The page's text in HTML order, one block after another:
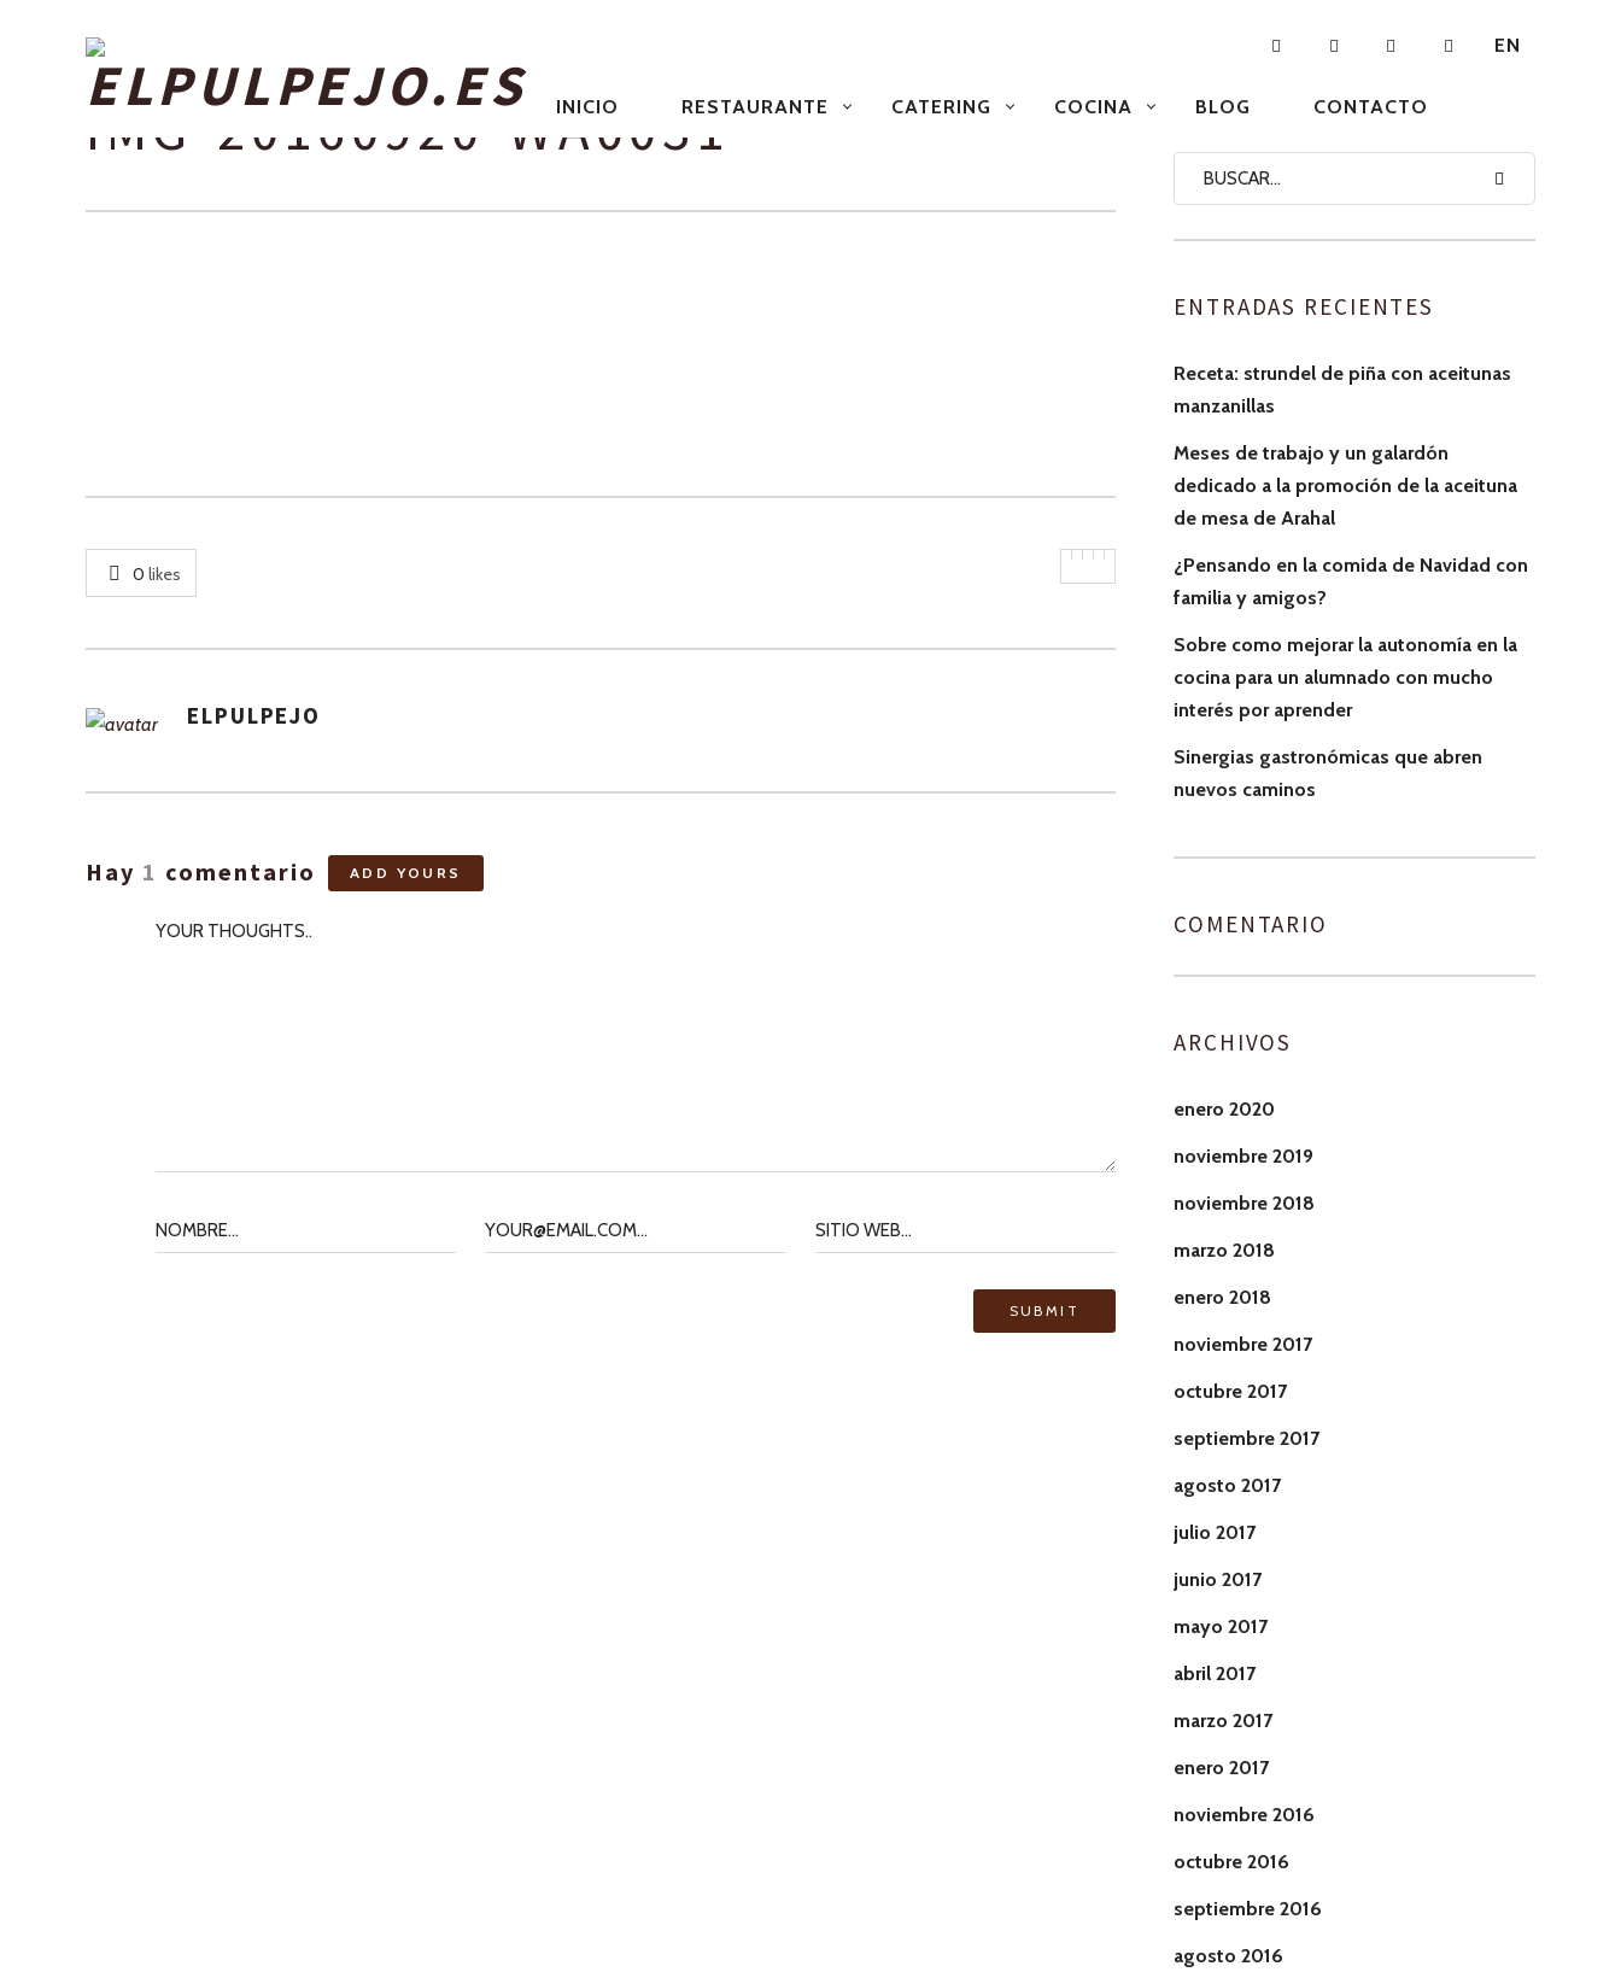
PRIMARIA
EN
INICIO RESTAURANTE CATERING COCINA BLOG CONTACTO
IMG-20160920-WA0031
0 likes
ASIGNA
ELPULPEJO
Hay 1 comentario ADD YOURS
ENTRADAS RECIENTES
Receta: strundel de piña con aceitunas
manzanillas
Meses de trabajo y un galardón
dedicado a la promoción de la aceituna
de mesa de Arahal
¿Pensando en la comida de Navidad con
familia y amigos?
Sobre como mejorar la autonomía en la
cocina para un alumnado con mucho
interés por aprender
Sinergias gastronómicas que abren
nuevos caminos
COMENTARIO
ARCHIVOS
enero 2020
noviembre 2019
noviembre 2018
marzo 2018
enero 2018
noviembre 2017
octubre 2017
septiembre 2017
agosto 2017
julio 2017
junio 2017
mayo 2017
abril 2017
marzo 2017
enero 2017
noviembre 2016
octubre 2016
septiembre 2016
agosto 2016